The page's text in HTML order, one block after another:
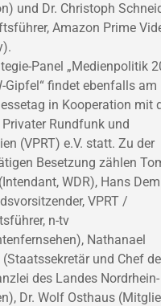
und Dr. Christoph
Amazon Prime
Panel „Medienpolitik
Gipfel“ findet ebenfalls am
in Kooperation mit
Rundfunk und
(VPRT) e.V. statt. Zu der
Besetzung zählen
WDR), Hans
VPRT /
n-tv
Nathanael
und Chef
des Landes Nordrhein-
Dr. Wolf Osthaus